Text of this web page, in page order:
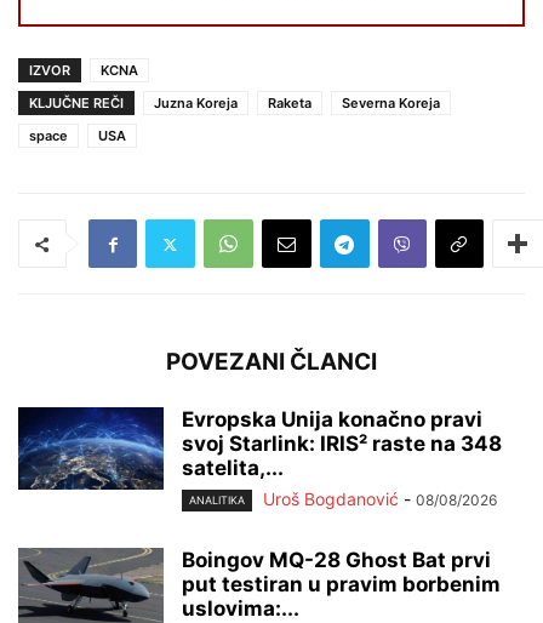
IZVOR
KCNA
KLJUČNE REČI
Juzna Koreja Raketa
Severna Koreja
space
USA
POVEZANI ČLANCI
Evropska Unija konačno pravi
svoj Starlink: IRIS² raste na 348
satelita,...
ANALITIKA Uroš Bogdanović - 08/08/2026
Boingov MQ-28 Ghost Bat prvi
put testiran u pravim borbenim
uslovima:...